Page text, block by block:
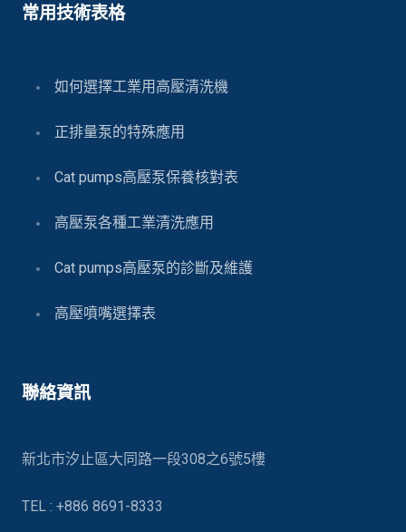
常用技術表格
如何選擇工業用高壓清洗機
正排量泵的特殊應用
Cat pumps高壓泵保養核對表
高壓泵各種工業清洗應用
Cat pumps高壓泵的診斷及維護
高壓噴嘴選擇表
聯絡資訊
新北市汐止區大同路一段308之6號5樓
TEL : +886 8691-8333